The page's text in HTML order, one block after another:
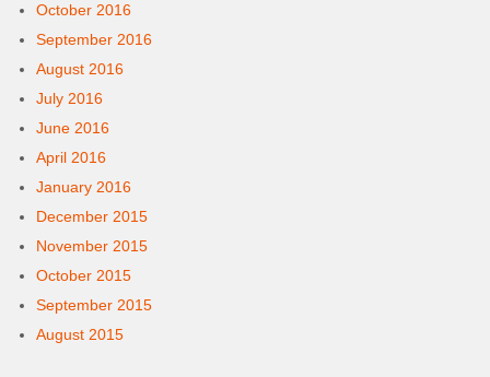
October 2016
September 2016
August 2016
July 2016
June 2016
April 2016
January 2016
December 2015
November 2015
October 2015
September 2015
August 2015